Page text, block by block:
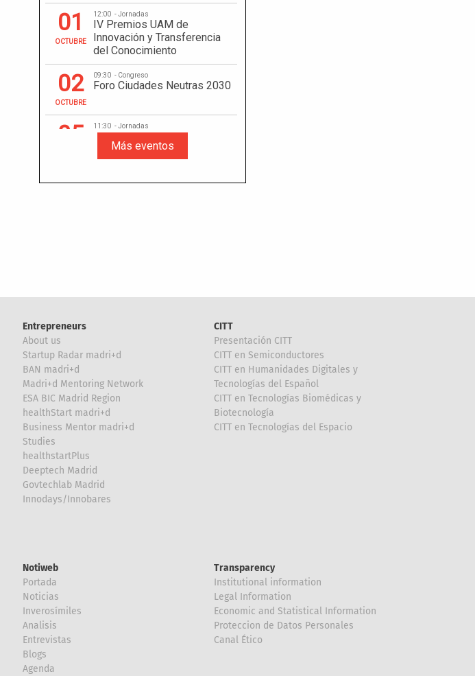
Entrepreneurs
About us
Startup Radar madri+d
BAN madri+d
Madri+d Mentoring Network
ESA BIC Madrid Region
healthStart madri+d
Business Mentor madri+d
Studies
healthstartPlus
Deeptech Madrid
Govtechlab Madrid
Innodays/Innobares
CITT
Presentación CITT
CITT en Semiconductores
CITT en Humanidades Digitales y
Tecnologías del Español
CITT en Tecnologías Biomédicas y
Biotecnología
CITT en Tecnologías del Espacio
Notiweb
Portada
Noticias
Inverosímiles
Analisis
Entrevistas
Blogs
Agenda
Transparency
Institutional information
Legal Information
Economic and Statistical Information
Proteccion de Datos Personales
Canal Ético